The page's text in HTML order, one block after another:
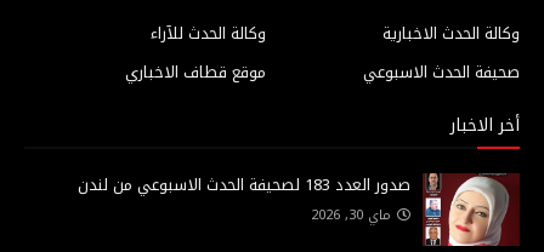
وكالة الحدث للآراء
وكالة الحدث الاخبارية
موقع قطاف الاخباري
صحيفة الحدث الاسبوعي
أخر الاخبار
صدور العدد 183 لصحيفة الحدث الاسبوعي من لندن
ماي 30, 2026